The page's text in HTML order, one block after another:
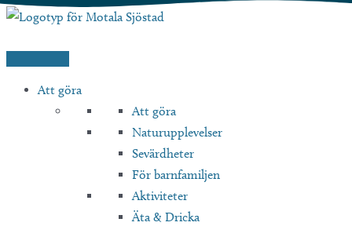
Hoppa
Att göra
Att göra
Naturupplevelser
Sevärdheter
För barnfamiljen
Aktiviteter
Äta & Dricka